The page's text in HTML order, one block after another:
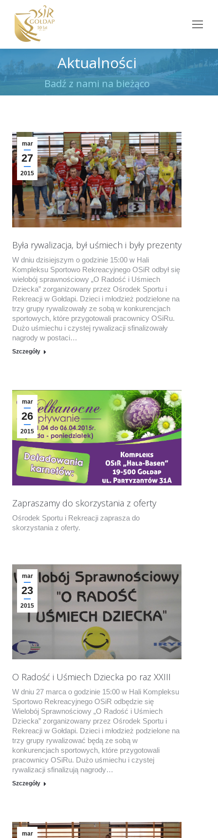
Aktualności
Badź z nami na bieżąco
Jesteś tutaj:
mar
27
2015
Była rywalizacja, był uśmiech i były prezenty
W dniu dzisiejszym o godzinie 15:00 w Hali
Kompleksu Sportowo Rekreacyjnego OSiR odbył się
wielobój sprawnościowy „O Radość i Uśmiech
Dziecka” zorganizowany przez Ośrodek Sportu i
Rekreacji w Gołdapi. Dzieci i młodzież podzielone na
trzy grupy rywalizowały ze sobą w konkurencjach
sportowych, które przygotowali pracownicy OSiRu.
Dużo uśmiechu i czystej rywalizacji sfinalizowały
nagrody w postaci…
Szczegóły
mar
26
2015
Zapraszamy do skorzystania z oferty
Ośrodek Sportu i Rekreacji zaprasza do
skorzystania z oferty.
mar
23
2015
O Radość i Uśmiech Dziecka po raz XXIII
W dniu 27 marca o godzinie 15:00 w Hali Kompleksu
Sportowo Rekreacyjnego OSiR odbędzie się
Wielobój Sprawnościowy „O Radość i Uśmiech
Dziecka” zorganizowany przez Ośrodek Sportu i
Rekreacji w Gołdapi. Dzieci i młodzież podzielone na
trzy grupy rywalizować będą ze sobą w
konkurencjach sportowych, które przygotowali
pracownicy OSiRu. Dużo uśmiechu i czystej
rywalizacji sfinalizują nagrody…
Szczegóły
mar